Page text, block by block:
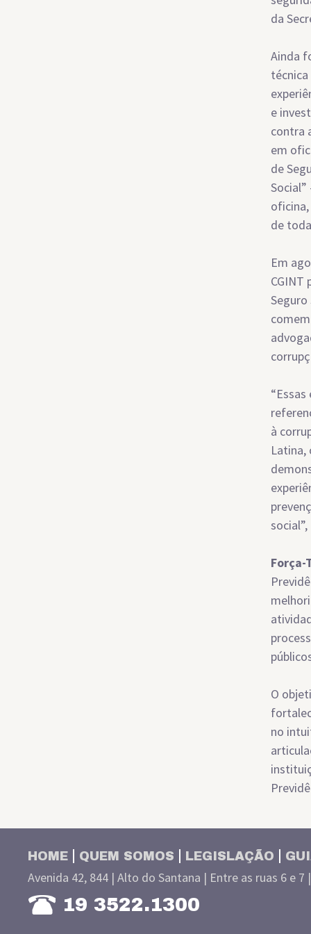
da
Ainda
e
contra
em
de
de
Em
CGINT
Seguro
à
Latina,
Força-
O
no
HOME QUEM SOMOS LEGISLAÇÃO
Avenida 42, 844 | Alto do Santana | Entre as ruas 6 e 7
19 3522.1300